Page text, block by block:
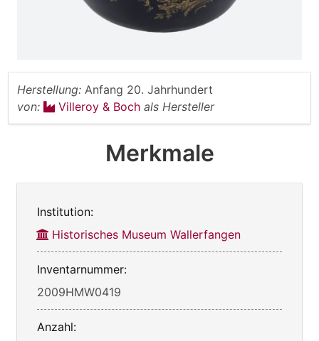
Herstellung: Anfang 20. Jahrhundert
von:
Villeroy & Boch als Hersteller
Merkmale
Institution:
Historisches Museum Wallerfangen
Inventarnummer:
2009HMW0419
Anzahl: